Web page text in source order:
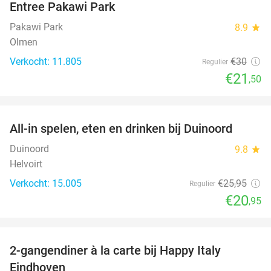
Entree Pakawi Park
Pakawi Park 8.9 star
Olmen
Verkocht: 11.805
Regulier €30
€21 ,50
All-in spelen, eten en drinken bij Duinoord
Duinoord 9.8 star
Helvoirt
Verkocht: 15.005
Regulier €25,95
€20,95
2-gangendiner à la carte bij Happy Italy
Eindhoven